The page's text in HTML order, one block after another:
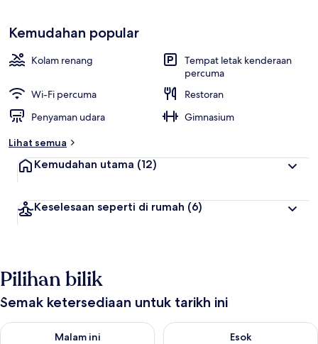
Kemudahan popular
Kolam renang
Tempat letak kenderaan
percuma
Wi-Fi percuma
Restoran
Penyaman udara
Gimnasium
Lihat semua
Kemudahan utama (12)
Keselesaan seperti di rumah (6)
Pilihan bilik
Semak ketersediaan untuk tarikh ini
Malam ini
Semak ketersediaan untuk malam ini Ogo 6 - Ogo 7
Esok
Semak ketersediaan untuk